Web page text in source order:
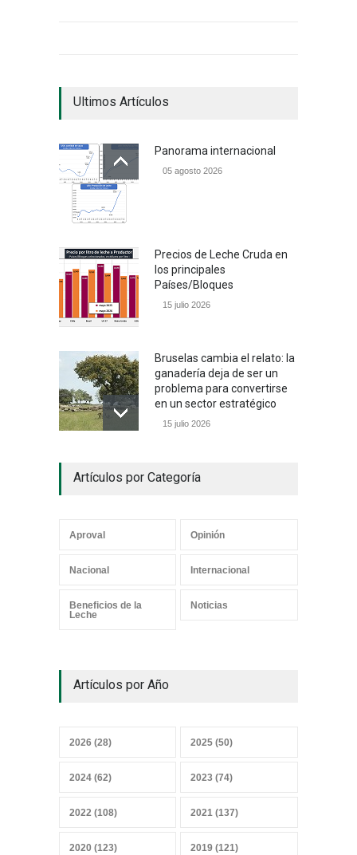
Ultimos Artículos
Panorama internacional
05 agosto 2026
Precios de Leche Cruda en
los principales
Países/Bloques
15 julio 2026
Bruselas cambia el relato: la
ganadería deja de ser un
problema para convertirse
en un sector estratégico
15 julio 2026
05 julio 2026
Los mensajes correctos
cuándo?
Convicciones gremiales
Artículos por Categoría
Aproval Opinión
Nacional Internacional
Beneficios de la
Leche
Noticias
Artículos por Año
2026 (28) 2025 (50)
2024 (62) 2023 (74)
2022 (108) 2021 (137)
2020 (123) 2019 (121)